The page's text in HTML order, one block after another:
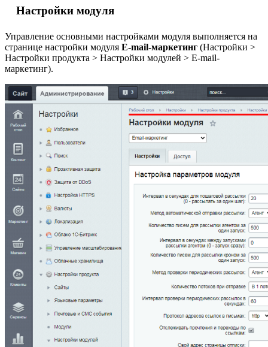
Настройки модуля
Управление основными настройками модуля выполняется на
странице настройки модуля E-mail-маркетинг (Настройки >
Настройки продукта > Настройки модулей > E-mail-
маркетинг).